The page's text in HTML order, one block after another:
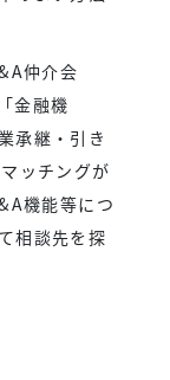
仲介会
金融機
承継・引き
ッチングが
機能等につ
相談先を探